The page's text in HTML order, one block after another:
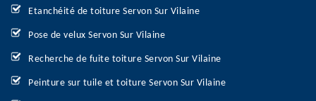
Etanchéité de toiture Servon Sur Vilaine
Pose de velux Servon Sur Vilaine
Recherche de fuite toiture Servon Sur Vilaine
Peinture sur tuile et toiture Servon Sur Vilaine